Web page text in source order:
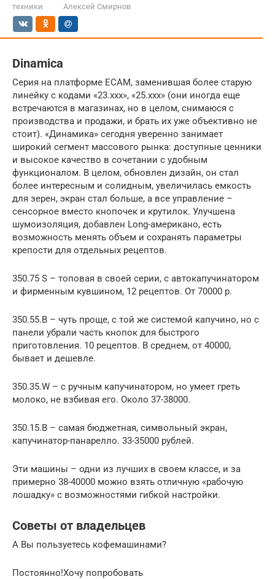
техники
Алексей Смирнов
Dinamica
Серия на платформе ECAM, заменившая более старую
линейку с кодами «23.ххх», «25.ххх» (они иногда еще
встречаются в магазинах, но в целом, снимаюся с
производства и продажи, и брать их уже объективно не
стоит). «Динамика» сегодня уверенно занимает
широкий сегмент массового рынка: доступные ценники
и высокое качество в сочетании с удобным
функционалом. В целом, обновлен дизайн, он стал
более интересным и солидным, увеличилась емкость
для зерен, экран стал больше, а все управление –
сенсорное вместо кнопочек и крутилок. Улучшена
шумоизоляция, добавлен Long-американо, есть
возможность менять объем и сохранять параметры
крепости для отдельных рецептов.
350.75 S – топовая в своей серии, с автокапучинатором
и фирменным кувшином, 12 рецептов. От 70000 р.
350.55.B – чуть проще, с той же системой капучино, но с
панели убрали часть кнопок для быстрого
приготовления. 10 рецептов. В среднем, от 40000,
бывает и дешевле.
350.35.W – с ручным капучинатором, но умеет греть
молоко, не взбивая его. Около 37-38000.
350.15.B – самая бюджетная, символьный экран,
капучинатор-панарелло. 33-35000 рублей.
Эти машины – одни из лучших в своем классе, и за
примерно 38-40000 можно взять отличную «рабочую
лошадку» с возможностями гибкой настройки.
Советы от владельцев
А Вы пользуетесь кофемашинами?
Постоянно!Хочу попробовать